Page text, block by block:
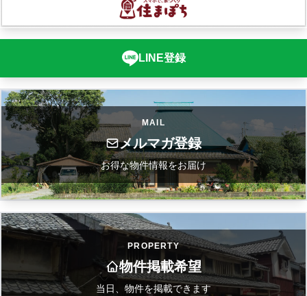
LINE登録
MAIL
メルマガ登録
お得な物件情報をお届け
PROPERTY
物件掲載希望
当日、物件を掲載できます